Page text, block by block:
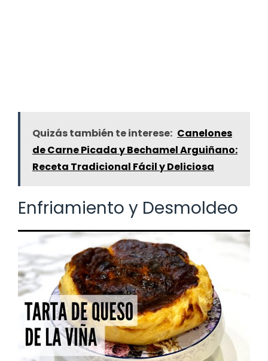
Quizás también te interese: Canelones
de Carne Picada y Bechamel Arguiñano:
Receta Tradicional Fácil y Deliciosa
Enfriamiento y Desmoldeo